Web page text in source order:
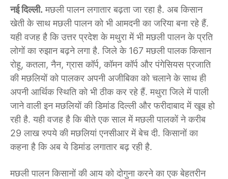
नई दिल्ली. मछली पालन लगातार बढ़ता जा रहा है. अब किसान
खेती के साथ मछली पालन को भी आमदनी का जरिया बना रहे हैं.
यही वजह है कि उत्तर प्रदेश के मथुरा में भी मछली पालन के प्रति
लोगों का रुझान बढ़ने लगा है. जिले के 167 मछली पालक किसान
रोहू, कतला, नैन, ग्रास कॉर्प, कॉमन कॉर्प और पंगेसियस प्रजाति
की मछलियों को पालकर अपनी अजीबिका को चलाने के साथ ही
अपनी आर्थिक स्थिति को भी ठीक कर रहे हैं. मथुरा जिले में पाली
जाने वाली इन मछलियों की डिमांड दिल्ली और फरीदाबाद में खूब हो
रही है. यही वजह है कि बीते एक साल में मछली पालकों ने करीब
29 लाख रुपये की मछलियां एनसीआर में बेच दी. किसानों का
कहना है कि अब ये डिमांड लगातार बढ़ रही है.
मछली पालन किसानों की आय को दोगुना करने का एक बेहतरीन